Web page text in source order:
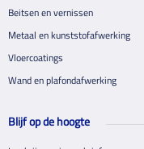
Beitsen en vernissen
Metaal en kunststofafwerking
Vloercoatings
Wand en plafondafwerking
Blijf op de hoogte